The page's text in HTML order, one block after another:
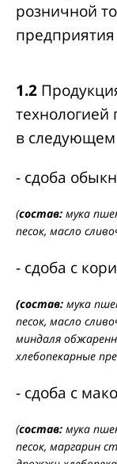
розничной
1.2
технологией
в следующем
- сдоба
(состав: мука
песок, масло
- сдоба с
(состав: мука
песок, масло
миндаля
хлебопекарные
- сдоба с
(состав: мука
песок, маргарин